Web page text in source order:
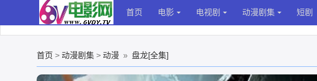
首页 电影 电视剧 动漫剧集 短剧
首页 > 动漫剧集 > 动漫 » 盘龙[全集]